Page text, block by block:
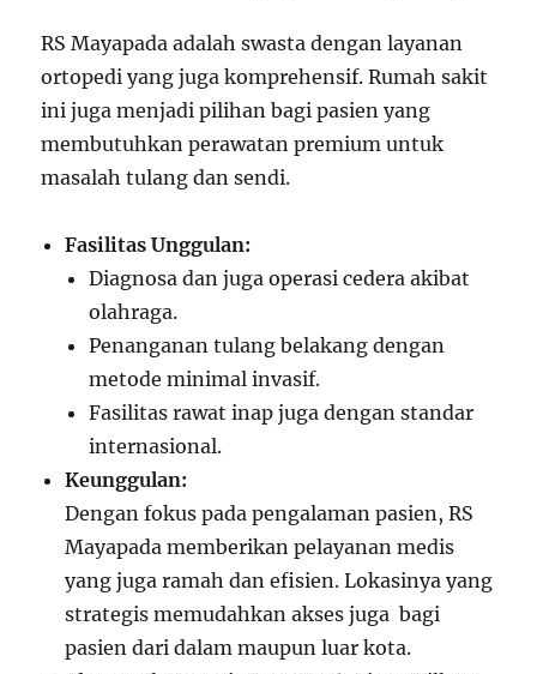
RS Mayapada adalah swasta dengan layanan
ortopedi yang juga komprehensif. Rumah sakit
ini juga menjadi pilihan bagi pasien yang
membutuhkan perawatan premium untuk
masalah tulang dan sendi.
Fasilitas Unggulan:
Diagnosa dan juga operasi cedera akibat
olahraga.
Penanganan tulang belakang dengan
metode minimal invasif.
Fasilitas rawat inap juga dengan standar
internasional.
Keunggulan:
Dengan fokus pada pengalaman pasien, RS
Mayapada memberikan pelayanan medis
yang juga ramah dan efisien. Lokasinya yang
strategis memudahkan akses juga bagi
pasien dari dalam maupun luar kota.